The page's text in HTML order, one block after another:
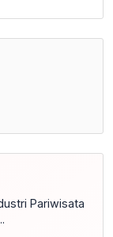
Pariwisata